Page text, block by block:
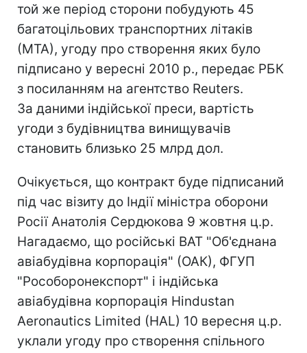
той же період сторони побудують 45
багатоцільових транспортних літаків
(МТА), угоду про створення яких було
підписано у вересні 2010 р., передає РБК
з посиланням на агентство Reuters.
За даними індійської преси, вартість
угоди з будівництва винищувачів
становить близько 25 млрд дол.
Очікується, що контракт буде підписаний
під час візиту до Індії міністра оборони
Росії Анатолія Сердюкова 9 жовтня ц.р.
Нагадаємо, що російські ВАТ "Об'єднана
авіабудівна корпорація" (ОАК), ФГУП
"Рособоронекспорт" і індійська
авіабудівна корпорація Hindustan
Aeronautics Limited (HAL) 10 вересня ц.р.
уклали угоду про створення спільного